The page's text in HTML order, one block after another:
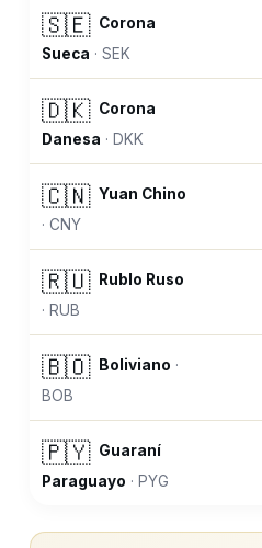
🇸🇪 Corona
Sueca ·SEK
🇩🇰 Corona
Danesa · DKK
🇨🇳 Yuan Chino
·CNY
🇷🇺
Rublo Ruso
· RUB
🇧🇴 Boliviano ·
BOB
🇵🇾 Guaraní
Paraguayo · PYG